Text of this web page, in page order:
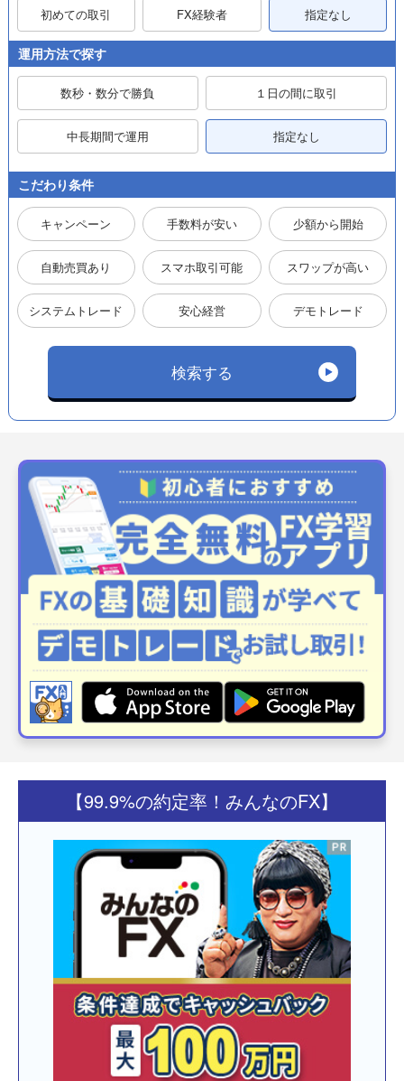
初めての取引 FX経験者 指定なし
運用方法で探す
数秒・数分で勝負 １日の間に取引
中長期間で運用 指定なし
こだわり条件
キャンペーン 手数料が安い 少額から開始
自動売買あり スマホ取引可能 スワップが高い
システムトレード 安心経営 デモトレード
検索する
【99.9%の約定率！みんなのFX】